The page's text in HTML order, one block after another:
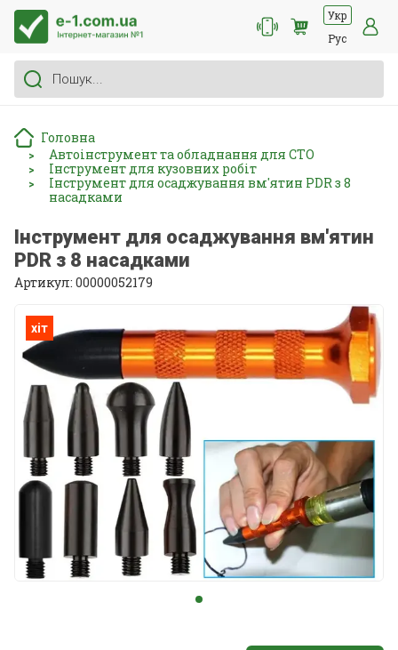
Укр
Рус
Головна
> Автоінструмент та обладнання для СТО
> Інструмент для кузовних робіт
>
Інструмент для осаджування вм'ятин PDR з 8
насадками
Інструмент для осаджування вм'ятин
PDR з 8 насадками
Артикул: 00000052179
хіт